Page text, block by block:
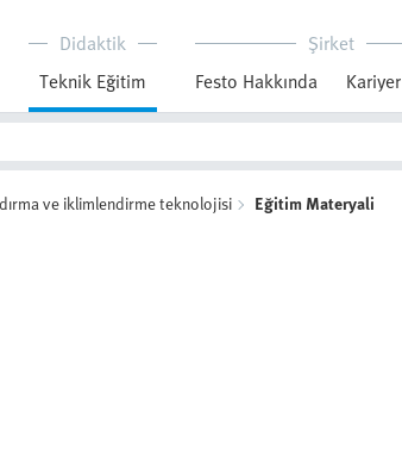
Didaktik
Teknik Eğitim
Şirket
Festo Hakkında
Kariyer
ve iklimlendirme teknolojisi Eğitim Materyali